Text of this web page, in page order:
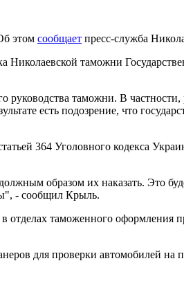
этом сообщает пресс-служба
таможни
таможни. В
есть подозрение, что
364 Уголовного кодекса
образом их наказать. Это
- сообщил Крыль.
отделах таможенного оформления
для проверки автомобилей на